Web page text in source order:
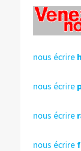
nous écrire
nous écrire
nous écrire
nous écrire